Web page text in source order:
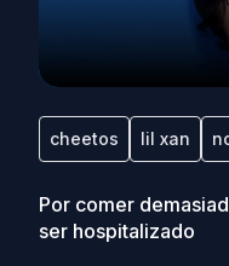
cheetos lil xan
Por comer
ser hospitalizado